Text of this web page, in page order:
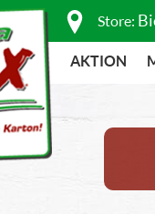
Store:
AKTION